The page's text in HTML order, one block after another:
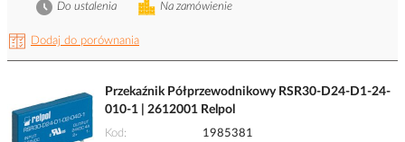
Dodaj do porównania
Na zamówienie
Do ustalenia
Przekaźnik Półprzewodnikowy RSR30-D24-D1-24-
010-1 | 2612001 Relpol
Kod
1985381